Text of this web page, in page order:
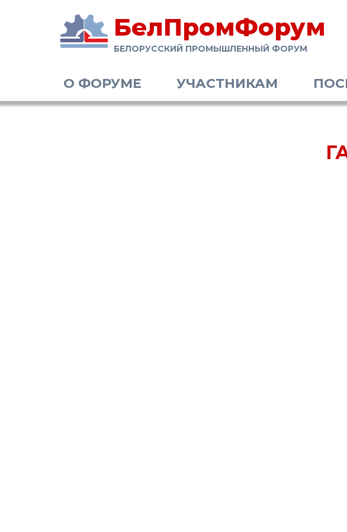
БелПромФорум
БЕЛОРУССКИЙ ПРОМЫШЛЕННЫЙ ФОРУМ
О ФОРУМЕ УЧАСТНИКАМ